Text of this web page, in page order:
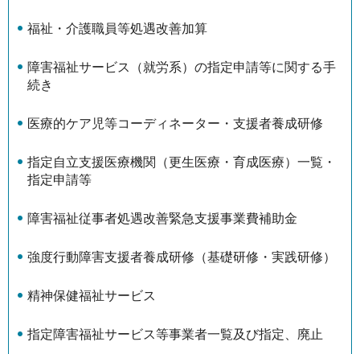
福祉・介護職員等処遇改善加算
障害福祉サービス（就労系）の指定申請等に関する手
続き
医療的ケア児等コーディネーター・支援者養成研修
指定自立支援医療機関（更生医療・育成医療）一覧・
指定申請等
障害福祉従事者処遇改善緊急支援事業費補助金
強度行動障害支援者養成研修（基礎研修・実践研修）
精神保健福祉サービス
指定障害福祉サービス等事業者一覧及び指定、廃止